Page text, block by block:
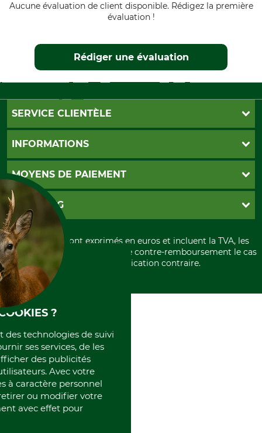
Aucune évaluation de client disponible. Rédigez la première
évaluation !
Rédiger une évaluation
SERVICE CLIENTÈLE
Foire aux questions
Garantie / Devis
Paramètres des cookies
INFORMATIONS
CGV
Livraison
Conditions d'annulation
Formulaire de rétraction
Politique de confidentialité
Élimination et environnement
Rétractation de votre commande
MOYENS DE PAIEMENT
PayPal
Carte de crédit
Paiement á l'avance
GRUBE KG
Histoire
International
Portrait
Qui sommes-nous
Tous les prix sont exprimés en euros et incluent la TVA, les
frais d'expédition et les frais de contre-remboursement le cas
échéant, sauf indication contraire.
?
des technologies de suivi
ses services, de les
des publicités
Avec votre
à caractère personnel
ou modifier votre
avec effet pour